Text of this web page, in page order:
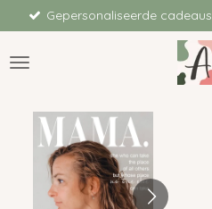
direct
naar
de
Gepersonaliseerde cadeaus